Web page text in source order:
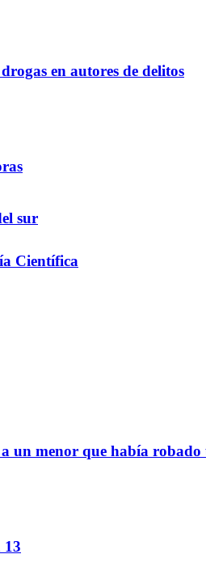
en autores de delitos
Científica
un menor que había
13
sur